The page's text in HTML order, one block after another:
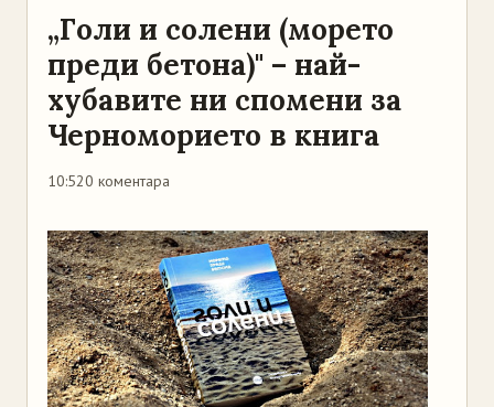
„Голи и солени (морето
преди бетона)" – най-
хубавите ни спомени за
Черноморието в книга
10:520 коментара